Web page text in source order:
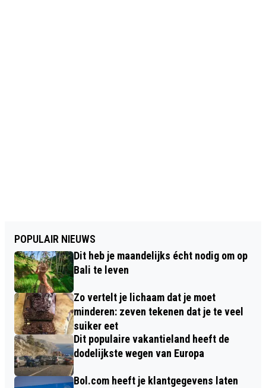
POPULAIR NIEUWS
Dit heb je maandelijks écht nodig om op
Bali te leven
Zo vertelt je lichaam dat je moet
minderen: zeven tekenen dat je te veel
suiker eet
Dit populaire vakantieland heeft de
dodelijkste wegen van Europa
Bol.com heeft je klantgegevens laten